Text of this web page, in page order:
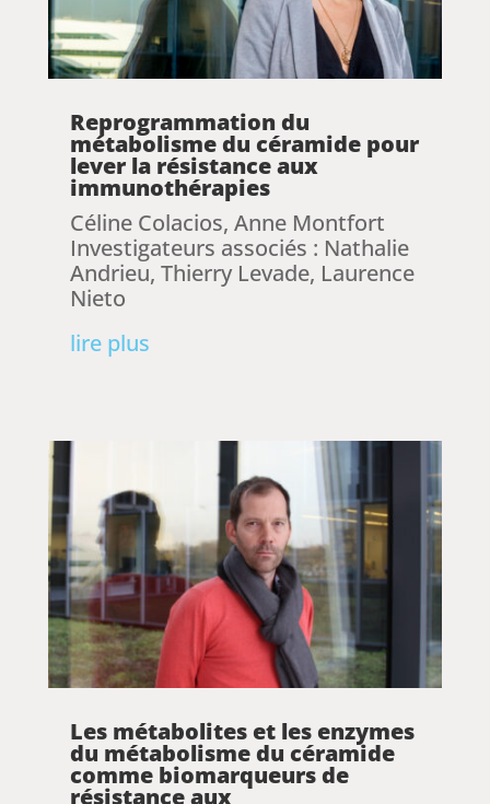
Reprogrammation du
métabolisme du céramide pour
lever la résistance aux
immunothérapies
Céline Colacios, Anne Montfort
Investigateurs associés : Nathalie
Andrieu, Thierry Levade, Laurence
Nieto
lire plus
Les métabolites et les enzymes
du métabolisme du céramide
comme biomarqueurs de
résistance aux